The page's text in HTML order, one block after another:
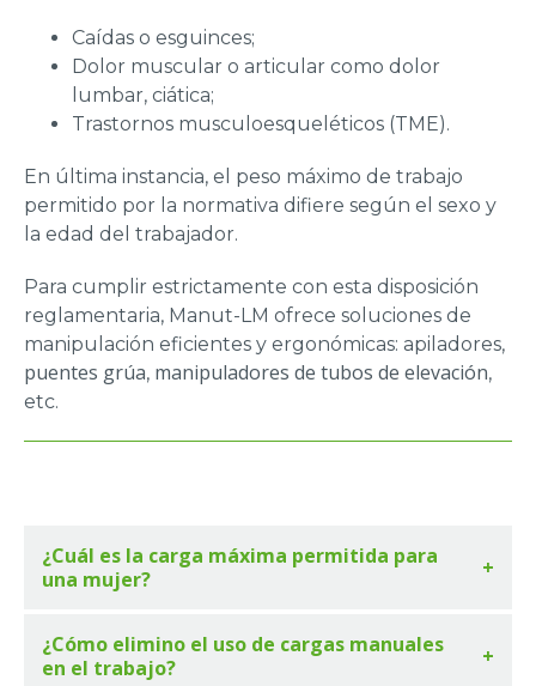
Caídas o esguinces;
Dolor muscular o articular como dolor
lumbar, ciática;
Trastornos musculoesqueléticos (TME).
En última instancia, el peso máximo de trabajo
permitido por la normativa difiere según el sexo y
la edad del trabajador.
Para cumplir estrictamente con esta disposición
reglamentaria, Manut-LM ofrece soluciones de
manipulación eficientes y ergonómicas: apiladores,
puentes grúa, manipuladores de tubos de elevación,
etc.
¿Cuál es la carga máxima permitida para
una mujer?
¿Cómo elimino el uso de cargas manuales
en el trabajo?